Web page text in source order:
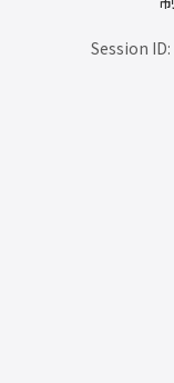
Session